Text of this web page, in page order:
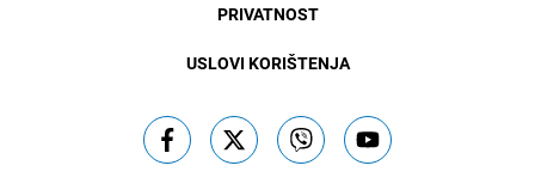
PRIVATNOST
USLOVI KORIŠTENJA